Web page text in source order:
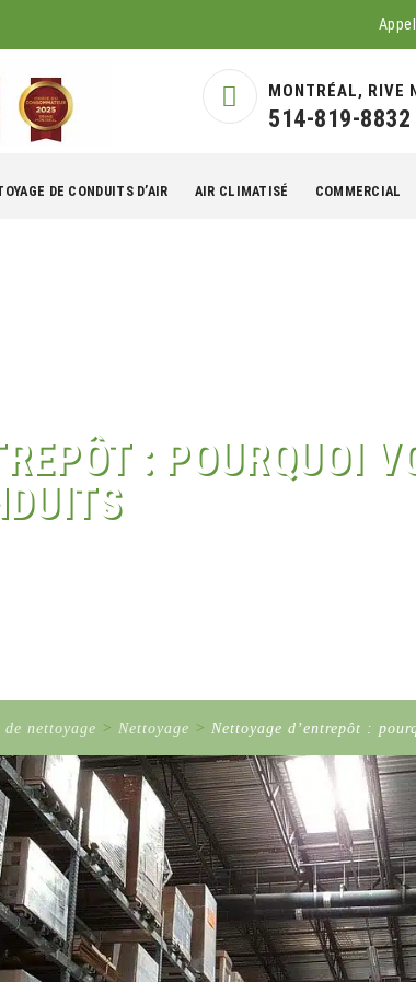
MONTRÉAL, RIVE
514-819-8832
DE CONDUITS D’AIR AIR CLIMATISÉ COMMERCIAL
: POURQUOI
nettoyage > Nettoyage > Nettoyage d’entrepôt :